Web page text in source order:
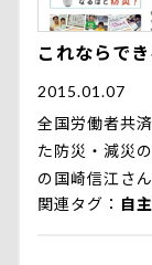
これならで
2015.01.07
全国労働者共
た防災・減災
の国崎信江さ
関連タグ
自